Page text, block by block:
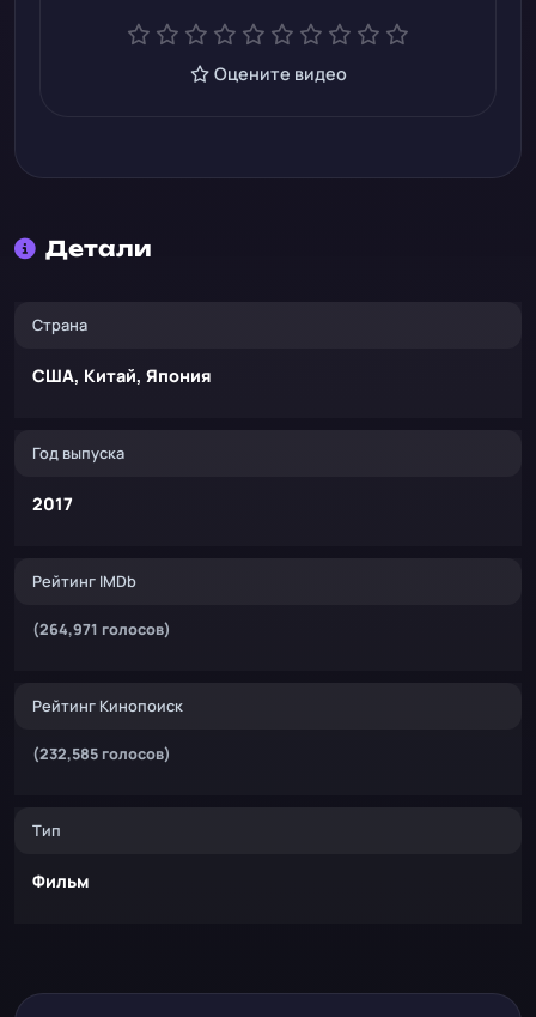
Оцените видео
Детали
Страна
США, Китай, Япония
Год выпуска
2017
Рейтинг IMDb
(264,971 голосов)
Рейтинг Кинопоиск
(232,585 голосов)
Тип
Фильм